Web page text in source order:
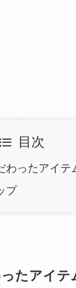
目次
わったアイテ
プ
たアイテ